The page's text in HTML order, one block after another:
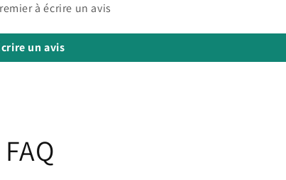
à écrire un avis
un avis
FAQ